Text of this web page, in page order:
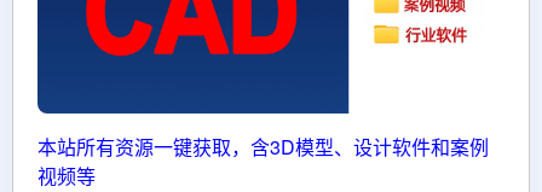
本站所有资源一键获取，含3D模型、设计软件和案例
视频等